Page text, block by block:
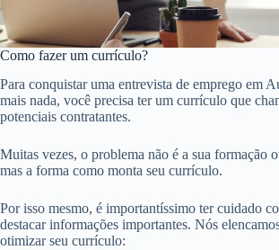
Como fazer um currículo?
Para conquistar uma entrevista de emprego em
mais nada, você precisa ter um currículo que
potenciais contratantes.
Muitas vezes, o problema não é a sua formação
mas a forma como monta seu currículo.
Por isso mesmo, é importantíssimo ter cuidado
destacar informações importantes. Nós
otimizar seu currículo: